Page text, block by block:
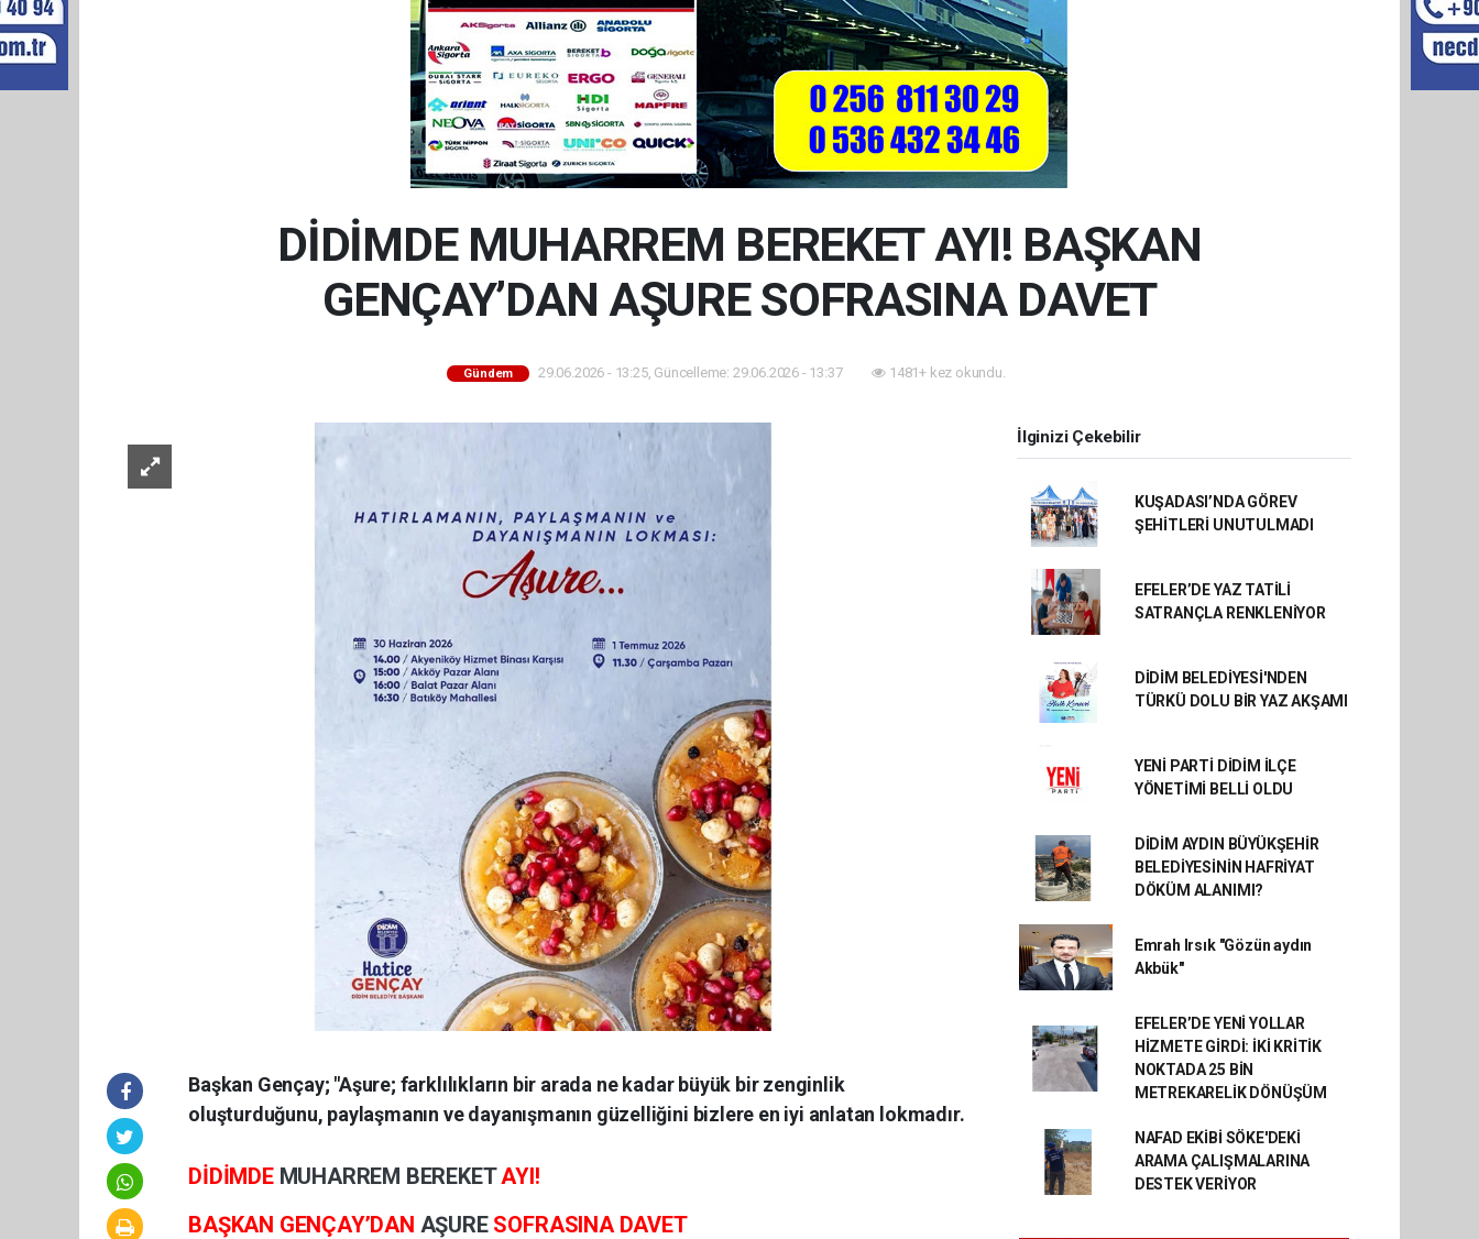
DİDİMDE MUHARREM BEREKET AYI! BAŞKAN
GENÇAY’DAN AŞURE SOFRASINA DAVET
Gündem 29.06.2026 - 13:25, Güncelleme: 29.06.2026 - 13:37 1481+ kez okundu.
Başkan Gençay; "Aşure; farklılıkların bir arada ne kadar büyük bir zenginlik
oluşturduğunu, paylaşmanın ve dayanışmanın güzelliğini bizlere en iyi anlatan lokmadır.
DİDİMDE MUHARREM BEREKETAYI!
BAŞKAN GENÇAY’DAN AŞURE SOFRASINA DAVET
İlginizi Çekebilir
KUŞADASI’NDA GÖREV
ŞEHİTLERİ UNUTULMADI
EFELER’DE YAZ TATİLİ
SATRANÇLA RENKLENİYOR
DİDİM BELEDİYESİ'NDEN
TÜRKÜ DOLU BİR YAZ AKŞAMI
YENİ PARTİ DİDİM İLÇE
YÖNETİMİ BELLİ OLDU
DİDİM AYDIN BÜYÜKŞEHİR
BELEDİYESİNİN HAFRİYAT
DÖKÜM ALANIMI?
Emrah Irsık "Gözün aydın
Akbük"
EFELER’DE YENİ YOLLAR
HİZMETE GİRDİ: İKİ KRİTİK
NOKTADA 25 BİN
METREKARELİK DÖNÜŞÜM
NAFAD EKİBİ SÖKE'DEKİ
ARAMA ÇALIŞMALARINA
DESTEK VERİYOR